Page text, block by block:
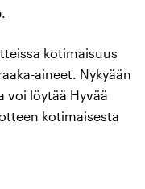
kotimaisuus
aineet. Nykyään
voi löytää Hyvää
kotimaisesta